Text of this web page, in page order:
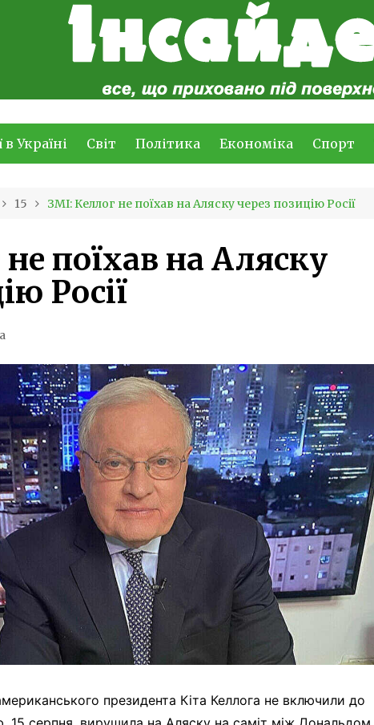
в Україні Світ Політика Економіка Спорт
15 ЗМІ: Келлог не поїхав на Аляску через позицію Росії
поїхав на Аляску
Росії
президента Кіта Келлога не включили до